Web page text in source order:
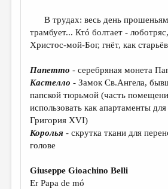
КНИЖНАЯ ПОЛКА
ОБЗОР ЛИТЕРАТУРЫ
СТРАНИЦЫ ПАМЯТИ
ОБЪЯВЛЕНИЯ
РЕДКОЛЛЕГИЯ
МАЛАЯ ПРОЗА
В трудах: весь день
трамбует... Ктó болтает - лоботряс,
Христос-мой-Бог, гнёт, как
Папетто - серебряная монета
Кастелло - Замок Св.Ангела,
папской тюрьмой (часть
использовать как апартаменты
Григория XVI)
Королья - скрутка ткани для
голове
Giuseppe Gioachino Belli
Er Papa de mó